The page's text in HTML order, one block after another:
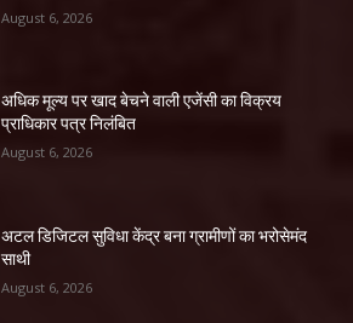
August 6, 2026
अधिक मूल्य पर खाद बेचने वाली एजेंसी का विक्रय
प्राधिकार पत्र निलंबित
August 6, 2026
अटल डिजिटल सुविधा केंद्र बना ग्रामीणों का भरोसेमंद
साथी
August 6, 2026